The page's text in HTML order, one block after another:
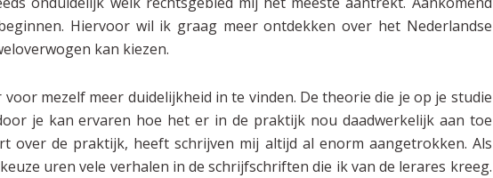
Hiervoor wil ik graag meer ontdekken over het Nederlandse
kan kiezen.
mezelf meer duidelijkheid in te vinden. De theorie die je op je studie
je kan ervaren hoe het er in de praktijk nou daadwerkelijk aan toe
over de praktijk, heeft schrijven mij altijd al enorm aangetrokken. Als
uren vele verhalen in de schrijfschriften die ik van de lerares kreeg.